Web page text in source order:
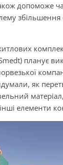
допоможе
збільшення
планує
як
елементи